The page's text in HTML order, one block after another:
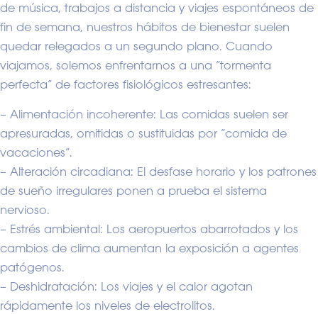
de música, trabajos a distancia y viajes espontáneos de
fin de semana, nuestros hábitos de bienestar suelen
quedar relegados a un segundo plano. Cuando
viajamos, solemos enfrentarnos a una “tormenta
perfecta” de factores fisiológicos estresantes:
– Alimentación incoherente: Las comidas suelen ser
apresuradas, omitidas o sustituidas por “comida de
vacaciones”.
– Alteración circadiana: El desfase horario y los patrones
de sueño irregulares ponen a prueba el sistema
nervioso.
– Estrés ambiental: Los aeropuertos abarrotados y los
cambios de clima aumentan la exposición a agentes
patógenos.
– Deshidratación: Los viajes y el calor agotan
rápidamente los niveles de electrolitos.